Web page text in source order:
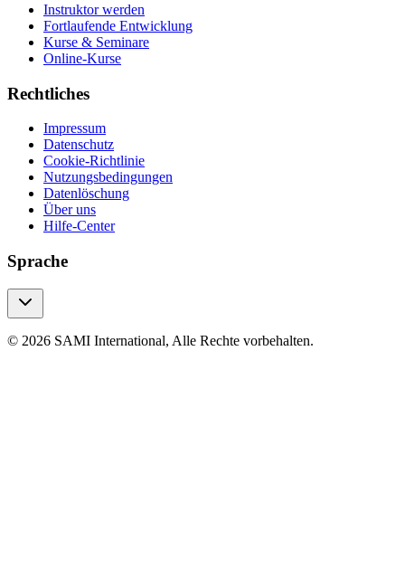
Instruktor werden
Fortlaufende Entwicklung
Kurse & Seminare
Online-Kurse
Rechtliches
Impressum
Datenschutz
Cookie-Richtlinie
Nutzungsbedingungen
Datenlöschung
Über uns
Hilfe-Center
Sprache
© 2026 SAMI International, Alle Rechte vorbehalten.